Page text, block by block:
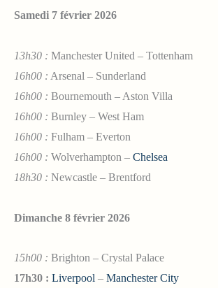
Samedi 7 février 2026
13h30 : Manchester United – Tottenham
16h00 : Arsenal – Sunderland
16h00 : Bournemouth – Aston Villa
16h00 : Burnley – West Ham
16h00 : Fulham – Everton
16h00 : Wolverhampton – Chelsea
18h30 : Newcastle – Brentford
Dimanche 8 février 2026
15h00 : Brighton – Crystal Palace
17h30 : Liverpool – Manchester City